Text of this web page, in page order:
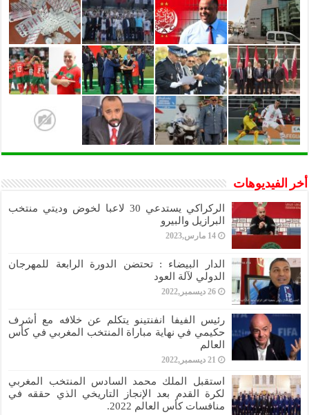
أخر الفيديوهات
الركراكي يستدعي 30 لاعبا لخوض وديتي منتخب
البرازيل والبيرو
14 مارس,2023
الدار البيضاء : تحتضن الدورة الرابعة للمهرجان
الدولي لآلة العود
26 ديسمبر,2022
رئيس الفيفا انفنتينو يتكلم عن خلافه مع أشرف
حكيمي في نهاية مباراة المنتخب المغربي في كأس
العالم
21 ديسمبر,2022
استقبل الملك محمد السادس المنتخب المغربي
لكرة القدم بعد الإنجاز التاريخي الذي حققه في
منافسات كأس العالم 2022.